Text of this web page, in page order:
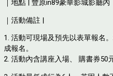
｜地點 | 豐原in89豪華影城影廳
｜活動備註 |
1. 活動可現場及預先以表單報名
成報名。
2. 活動內含講座入場、 購書券50元